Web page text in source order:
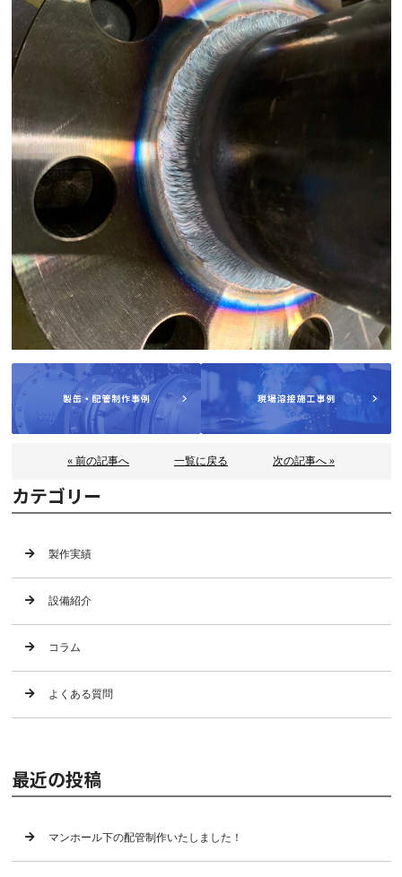
« 前の記事へ 一覧に戻る 次の記事へ »
カテゴリー
製作実績
設備紹介
コラム
よくある質問
最近の投稿
マンホール下の配管制作いたしました！